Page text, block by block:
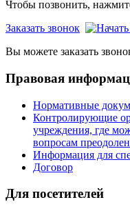
Чтобы позвонить,
Заказать звонок
Вы можете заказать
Правовая
Нормативные
Контролирующие
учреждения, где
вопросам
Информация для
Договор
Для посетителей